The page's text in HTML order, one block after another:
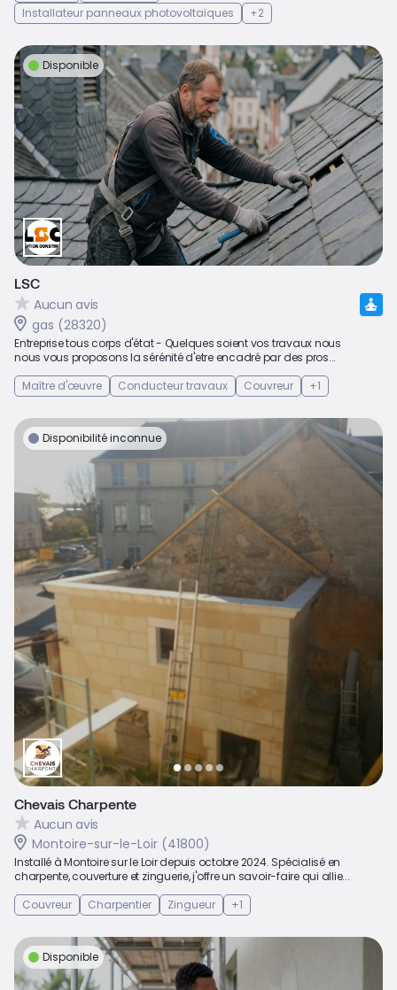
Installateur panneaux photovoltaïques
+2
Disponible
LSC
Aucun avis
gas (28320)
Entreprise tous corps d'état - Quelques soient vos travaux nous
nous vous proposons la sérénité d'etre encadré par des pros...
Maître d'œuvre
Conducteur travaux Couvreur +1
Disponibilité inconnue
Chevais Charpente
Aucun avis
Montoire-sur-le-Loir (41800)
Installé à Montoire sur le Loir depuis octobre 2024. Spécialisé en
charpente, couverture et zinguerie, j'offre un savoir-faire qui allie...
Couvreur
Charpentier Zingueur +1
Disponible